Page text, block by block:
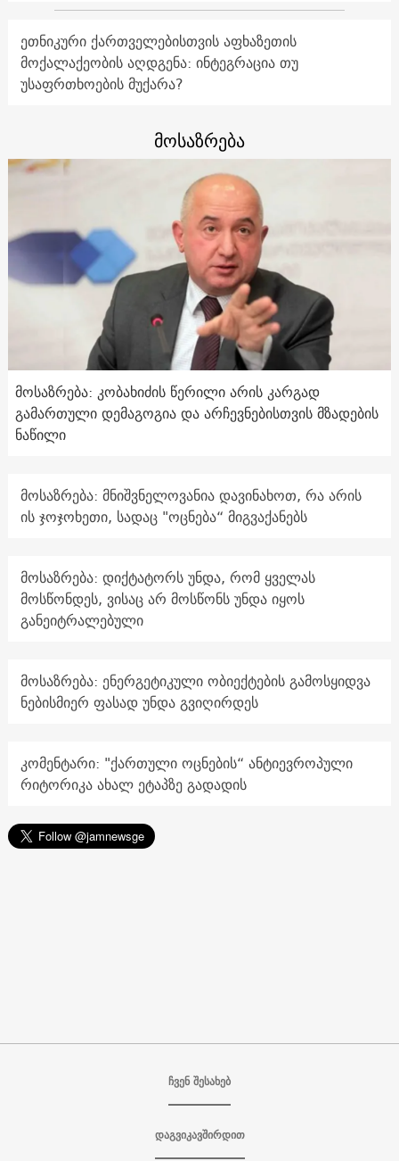
ეთნიკური ქართველებისთვის აფხაზეთის
მოქალაქეობის აღდგენა: ინტეგრაცია თუ
უსაფრთხოების მუქარა?
მოსაზრება
მოსაზრება: კობახიძის წერილი არის კარგად
გამართული დემაგოგია და არჩევნებისთვის მზადების
ნაწილი
მოსაზრება: მნიშვნელოვანია დავინახოთ, რა არის
ის ჯოჯოხეთი, სადაც "ოცნება“ მიგვაქანებს
მოსაზრება: დიქტატორს უნდა, რომ ყველას
მოსწონდეს, ვისაც არ მოსწონს უნდა იყოს
განეიტრალებული
მოსაზრება: ენერგეტიკული ობიექტების გამოსყიდვა
ნებისმიერ ფასად უნდა გვიღირდეს
კომენტარი: "ქართული ოცნების“ ანტიევროპული
რიტორიკა ახალ ეტაპზე გადადის
ჩვენ შესახებ
დაგვიკავშირდით